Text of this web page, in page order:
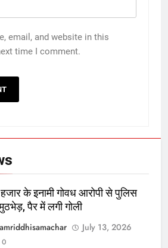
email, and website in this
time I comment.
के इनामी गोवध आरोपी से पुलिस
पैर में लगी गोली
July 13, 2026
0